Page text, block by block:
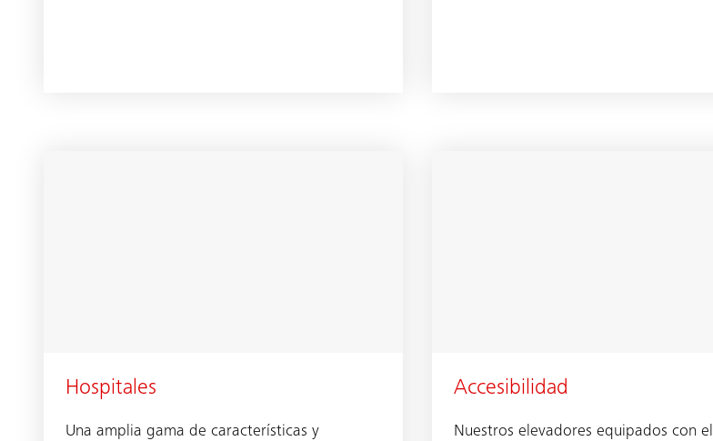
Hospitales
Una amplia gama de características y
Accesibilidad
Nuestros elevadores equipados con el